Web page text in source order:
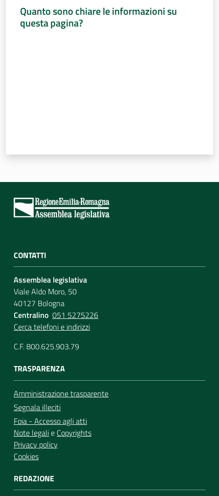
Attività
Argomenti
Quanto sono chiare le informazioni su
questa pagina?
CONTATTI
Assemblea legislativa
Viale Aldo Moro, 50
40127 Bologna
Centralino 051 5275226
Cerca telefoni e indirizzi
C.F. 800.625.903.79
TRASPARENZA
Amministrazione trasparente
Segnala illeciti
Foia - Accesso agli atti
Note legalie Copyrights
Privacy policy
Cookies
REDAZIONE